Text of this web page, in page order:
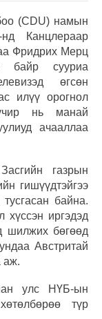
(CDU) намын
Канцлераар
Фридрих Мерц
байр сууриа
өгсөн
илүү орогнол
нь манай
ачааллаа
газрын
гишүүдтэйгээ
байна.
иргэдэд
шилжих бөгөөд
Австритай
аж.
улс НҮБ-ын
түр